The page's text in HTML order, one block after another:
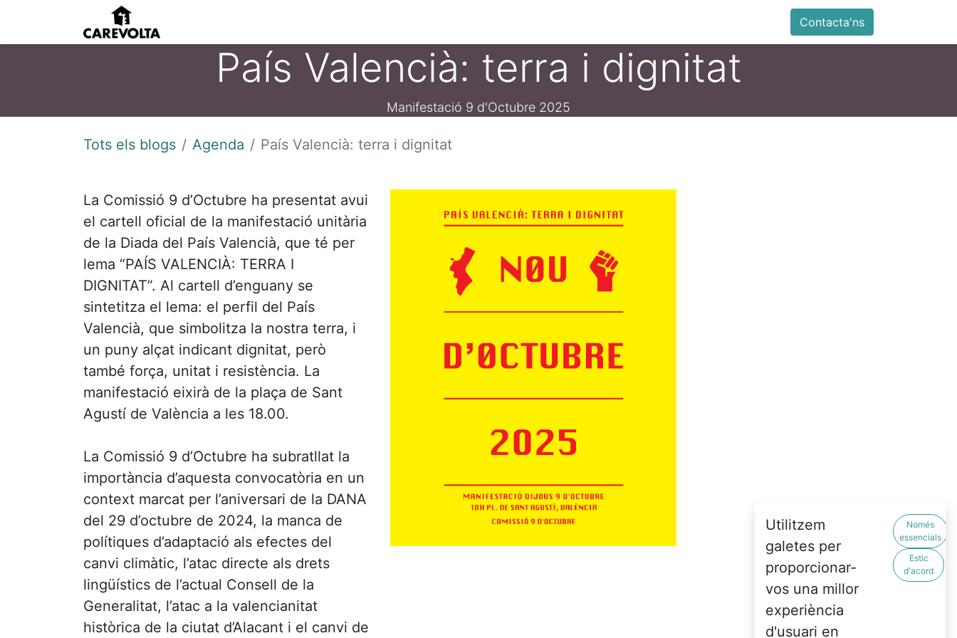
Antiga web Botiga
Contacta'ns
País Valencià: terra i dignitat
Manifestació 9 d'Octubre 2025
Tots els blogs Agenda País Valencià: terra i dignitat
La Comissió 9 d’Octubre ha presentat avui
el cartell oficial de la manifestació unitària
de la Diada del País Valencià, que té per
lema “PAÍS VALENCIÀ: TERRA I
DIGNITAT”. Al cartell d’enguany se
sintetitza el lema: el perfil del País
Valencià, que simbolitza la nostra terra, i
un puny alçat indicant dignitat, però
també força, unitat i resistència. La
manifestació eixirà de la plaça de Sant
Agustí de València a les 18.00.
La Comissió 9 d’Octubre ha subratllat la
importància d’aquesta convocatòria en un
context marcat per l’aniversari de la DANA
del 29 d’octubre de 2024, la manca de
polítiques d’adaptació als efectes del
canvi climàtic, l’atac directe als drets
lingüístics de l’actual Consell de la
Generalitat, l’atac a la valencianitat
històrica de la ciutat d’Alacant i el canvi de
Utilitzem
galetes per
proporcionar-
vos una millor
experiència
d'usuari en
Només
essencials
Estic
d'acord